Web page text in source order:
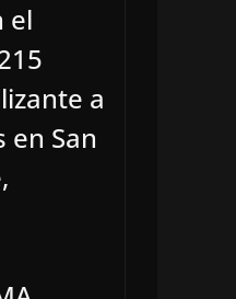
el
a
en San